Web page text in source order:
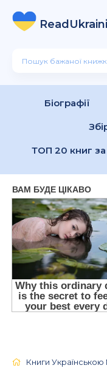
Біографії
ТОП 20 книг за
Книги